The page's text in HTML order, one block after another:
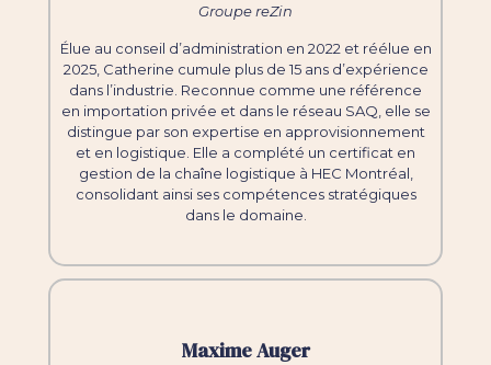
Groupe reZin
Élue au conseil d’administration en 2022 et réélue en
2025, Catherine cumule plus de 15 ans d’expérience
dans l’industrie. Reconnue comme une référence
en importation privée et dans le réseau SAQ, elle se
distingue par son expertise en approvisionnement
et en logistique. Elle a complété un certificat en
gestion de la chaîne logistique à HEC Montréal,
consolidant ainsi ses compétences stratégiques
dans le domaine.
Maxime Auger